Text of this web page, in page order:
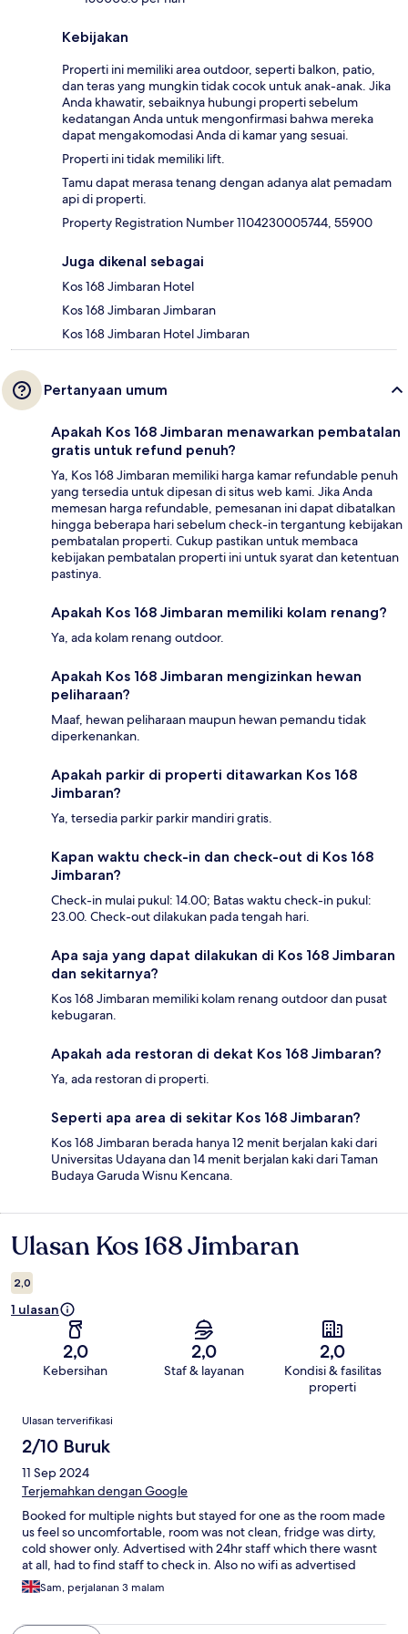
Kebijakan
Properti ini memiliki area outdoor, seperti balkon, patio,
dan teras yang mungkin tidak cocok untuk anak-anak. Jika
Anda khawatir, sebaiknya hubungi properti sebelum
kedatangan Anda untuk mengonfirmasi bahwa mereka
dapat mengakomodasi Anda di kamar yang sesuai.
Properti ini tidak memiliki lift.
Tamu dapat merasa tenang dengan adanya alat pemadam
api di properti.
Property Registration Number 1104230005744, 55900
Juga dikenal sebagai
Kos 168 Jimbaran Hotel
Kos 168 Jimbaran Jimbaran
Kos 168 Jimbaran Hotel Jimbaran
Pertanyaan umum
Apakah Kos 168 Jimbaran menawarkan pembatalan
gratis untuk refund penuh?
Ya, Kos 168 Jimbaran memiliki harga kamar refundable penuh
yang tersedia untuk dipesan di situs web kami. Jika Anda
memesan harga refundable, pemesanan ini dapat dibatalkan
hingga beberapa hari sebelum check-in tergantung kebijakan
pembatalan properti. Cukup pastikan untuk membaca
kebijakan pembatalan properti ini untuk syarat dan ketentuan
pastinya.
Apakah Kos 168 Jimbaran memiliki kolam renang?
Ya, ada kolam renang outdoor.
Apakah Kos 168 Jimbaran mengizinkan hewan
peliharaan?
Maaf, hewan peliharaan maupun hewan pemandu tidak
diperkenankan.
Apakah parkir di properti ditawarkan Kos 168
Jimbaran?
Ya, tersedia parkir parkir mandiri gratis.
Kapan waktu check-in dan check-out di Kos 168
Jimbaran?
Check-in mulai pukul: 14.00; Batas waktu check-in pukul:
23.00. Check-out dilakukan pada tengah hari.
Apa saja yang dapat dilakukan di Kos 168 Jimbaran
dan sekitarnya?
Kos 168 Jimbaran memiliki kolam renang outdoor dan pusat
kebugaran.
Apakah ada restoran di dekat Kos 168 Jimbaran?
Ya, ada restoran di properti.
Seperti apa area di sekitar Kos 168 Jimbaran?
Kos 168 Jimbaran berada hanya 12 menit berjalan kaki dari
Universitas Udayana dan 14 menit berjalan kaki dari Taman
Budaya Garuda Wisnu Kencana.
Ulasan
Ulasan Kos 168 Jimbaran
2,0
1 ulasan
2,0
Kebersihan
2,0
Staf & layanan
2,0
Kondisi & fasilitas
properti
Ulasan
Ulasan terverifikasi
2/10 Buruk
11 Sep 2024
Terjemahkan dengan Google
Booked for multiple nights but stayed for one as the room made
us feel so uncomfortable, room was not clean, fridge was dirty,
cold shower only. Advertised with 24hr staff which there wasnt
at all, had to find staff to check in. Also no wifi as advertised
Sam, perjalanan 3 malam